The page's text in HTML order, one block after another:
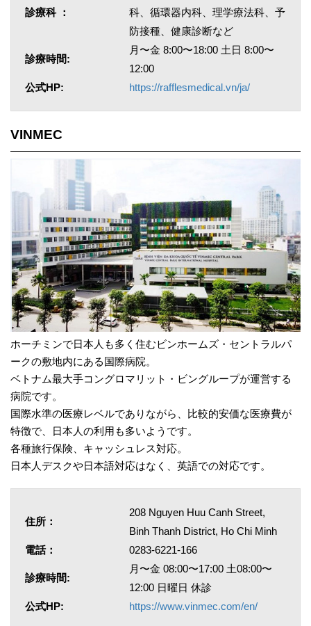
診療科 ：
科、循環器内科、理学療法科、予
防接種、健康診断など
診療時間:
月〜金 8:00〜18:00 土日 8:00〜
12:00
公式HP:
https://rafflesmedical.vn/ja/
VINMEC
ホーチミンで日本人も多く住むビンホームズ・セントラルパ
ークの敷地内にある国際病院。
ベトナム最大手コングロマリット・ビングループが運営する
病院です。
国際水準の医療レベルでありながら、比較的安価な医療費が
特徴で、日本人の利用も多いようです。
各種旅行保険、キャッシュレス対応。
日本人デスクや日本語対応はなく、英語での対応です。
住所：
208 Nguyen Huu Canh Street,
Binh Thanh District, Ho Chi Minh
電話：
0283-6221-166
診療時間:
月〜金 08:00〜17:00 土08:00〜
12:00 日曜日 休診
公式HP:
https://www.vinmec.com/en/